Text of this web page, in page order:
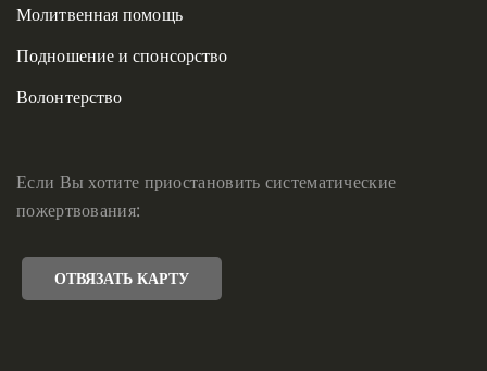
Молитвенная помощь
Подношение и спонсорство
Волонтерство
Если Вы хотите приостановить систематические
пожертвования:
ОТВЯЗАТЬ КАРТУ